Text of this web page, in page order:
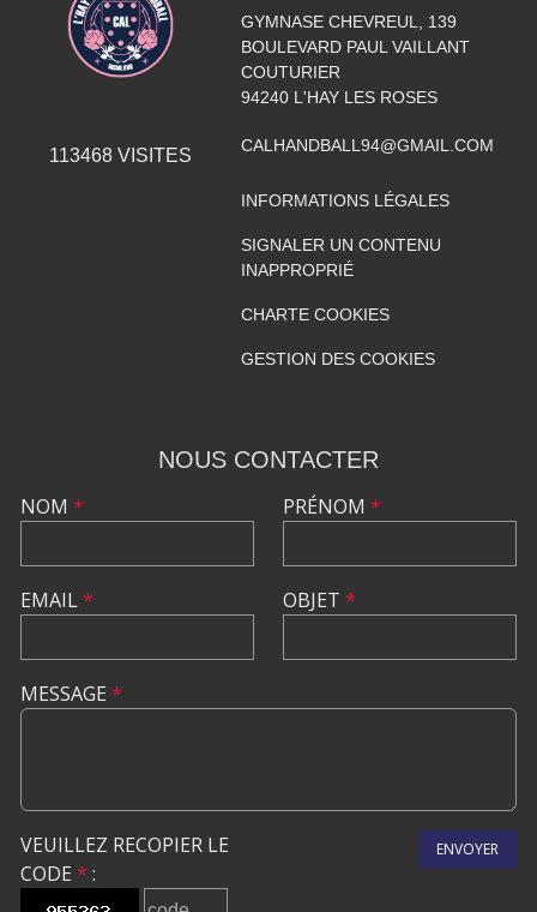
113468VISITES
GYMNASE CHEVREUL, 139
BOULEVARD PAUL VAILLANT
COUTURIER
94240 L'HAY LES ROSES
CALHANDBALL94@GMAIL.COM
INFORMATIONS LÉGALES
SIGNALER UN CONTENU
INAPPROPRIÉ
CHARTE COOKIES
GESTION DES COOKIES
NOUS CONTACTER
NOM *
EMAIL*
PRÉNOM *
OBJET *
MESSAGE *
VEUILLEZ RECOPIER LE
CODE * :
ENVOYER